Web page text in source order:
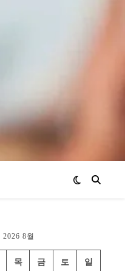
2026 8월
목 금 토 일